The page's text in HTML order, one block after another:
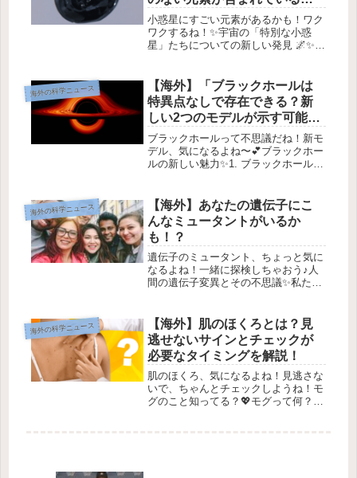
能性大！」
小惑星にすごい元素があるかも！ワク
ワクするね！✨宇宙の「特別な小惑
星」たちについての新しい発見 🌌✨最
発表しました！それは、ある小惑星が
非常に高い密度 を持っているとい
う...
海外の科学ニュース
【海外】「ブラックホールは
特異点なしで存在できる？新
しい2つのモデルが示す可能
性」
ブラックホールって不思議だね！新モ
デル、気になるよね〜💕ブラックホー
ルの新しい魅力✨1. ブラックホールっ
ことを指すよ。アインシュタインの一
般相対性理論によって、こんなふう...
海外の科学ニュース
【海外】あなたの遺伝子にこ
んなミュータントがいるか
も！？
遺伝子のミュータント、ちょっと気に
なるよね！一緒に探検しちゃおう♪人
間の遺伝子変異とその不思議✨私たち
の遺伝子変異があるの。😄「変異」っ
て聞くと、すぐに癌みたいな悪い病気
を...
海外の科学ニュース
【海外】肌のほくろとは？見
逃せないサインとチェックが
必要なタイミングを解説！
肌のほくろ、気になるよね！見逃さな
いで、ちゃんとチェックしようね！モ
グのこと知ってる？💖モグって何？モ